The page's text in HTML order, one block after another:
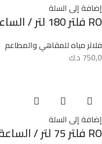
إضافة إلى السلة
RO فلتر 180 لتر / الساعة روبست
فلاتر مياه للمقاهي والمطاعم
750,0 د.ك
إضافة إلى السلة
RO فلتر 75 لتر / الساعة روبست